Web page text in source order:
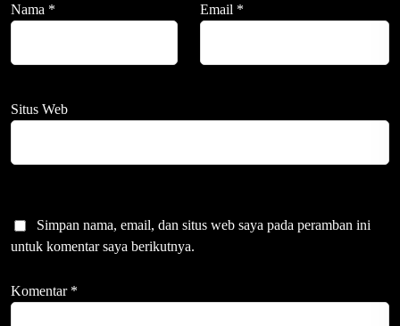
Nama * Email *
Situs Web
Simpan nama, email, dan situs web saya pada peramban ini
untuk komentar saya berikutnya.
Komentar *